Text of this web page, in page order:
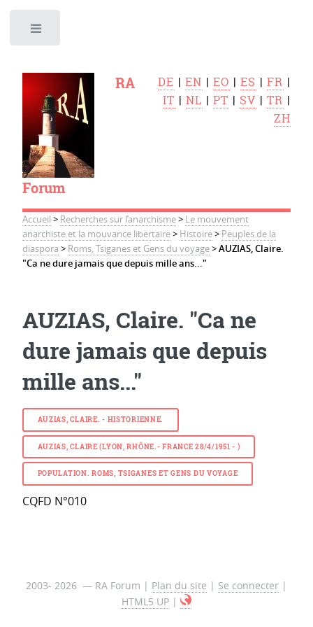
RA
Forum
DE |EN |EO |ES |FR |
IT |NL |PT | SV |TR |
ZH
Accueil > Recherches sur l’anarchisme> Le mouvement
anarchiste et la mouvance libertaire> Histoire> Peuples de la
diaspora > Roms, Tsiganes et Gens du voyage>AUZIAS, Claire.
"Ca ne dure jamais que depuis mille ans..."
AUZIAS, Claire. "Ca ne
dure jamais que depuis
mille ans..."
AUZIAS, CLAIRE. - HISTORIENNE.
AUZIAS, CLAIRE (LYON, RHÔNE.- FRANCE 28/4/1951 - )
POPULATION. ROMS, TSIGANES ET GENS DU VOYAGE
CQFD N°010
2003- 2026 — RA Forum | Plan du site | Se connecter |
HTML5 UP |